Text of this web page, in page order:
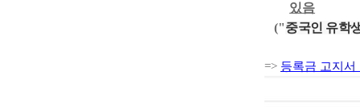
있음
("중국인 유학
=> 등록금 고지서